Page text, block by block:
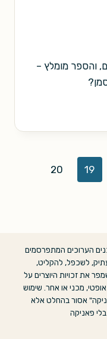
והספר מומלץ –
19
20
הערוכים המתפרסמים
לשכפל, להקליט,
את זכויות היוצרים על
מכני או אחר. שימוש
אסור בהחלט אלא